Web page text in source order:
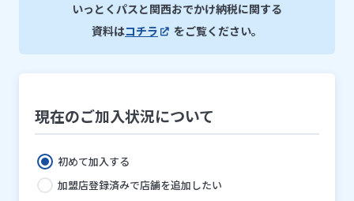
いっとくパスと関西おでかけ納税に関する
資料はコチラ をご覧ください。
現在のご加入状況について
初めて加入する
加盟店登録済みで店舗を追加したい